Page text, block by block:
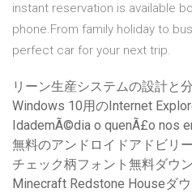
instant reservation is available
phone.From family holiday to
perfect car for your next trip.
リーン生産システムの設計と
Windows 10用のInternet
IdademÃ©dia o quenÃ£o nos
無料のアンドロイドアドビリ
チェック柄フォント無料ダウ
Minecraft Redstone Houseダ